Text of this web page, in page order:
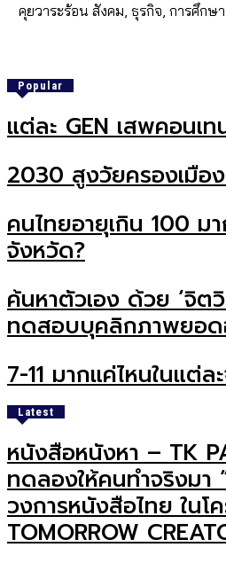
คุยวาระร้อน สังคม, ธุรกิจ, การศึก
Popular
แต่ละ GEN เสพคอนเ
2030 สูงวัยครองเมือ
คนไทยอายุเกิน 100 ม
จังหวัด?
ค้นหาตัวเอง ด้วย ‘จิต
ทดสอบบุคลิกภาพยอ
7-11 มากแค่ไหนในแต่ล
Latest
หนังสือหนังหา – TK
ทดลองให้คนทำจริงมา
วงการหนังสือไทย ในโ
TOMORROW